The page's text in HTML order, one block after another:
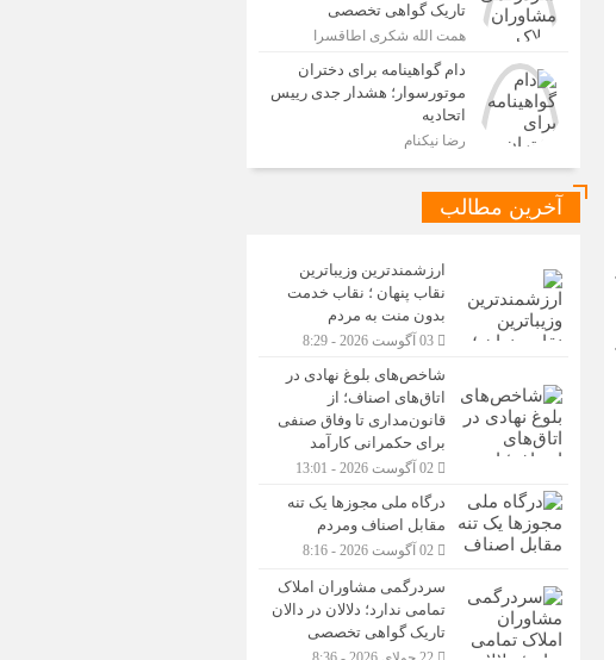
تاریک گواهی تخصصی
همت الله شکری اطاقسرا
دام گواهینامه برای دختران
موتورسوار؛ هشدار جدی رییس
اتحادیه
رضا نیکنام
آخرین مطالب
ارزشمندترین وزیباترین
نقاب پنهان ؛ نقاب خدمت
بدون منت به مردم
شاخص‌های بلوغ نهادی در
اتاق‌های اصناف؛ از
قانون‌مداری تا وفاق صنفی
برای حکمرانی کارآمد
درگاه ملی مجوزها یک تنه
مقابل اصناف ومردم
سردرگمی مشاوران املاک
تمامی ندارد؛ دلالان در دالان
تاریک گواهی تخصصی